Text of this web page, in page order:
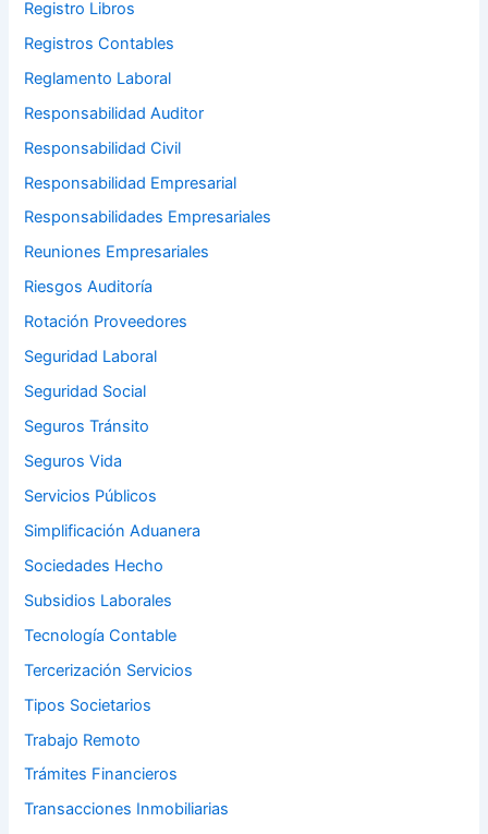
Registro Libros
Registros Contables
Reglamento Laboral
Responsabilidad Auditor
Responsabilidad Civil
Responsabilidad Empresarial
Responsabilidades Empresariales
Reuniones Empresariales
Riesgos Auditoría
Rotación Proveedores
Seguridad Laboral
Seguridad Social
Seguros Tránsito
Seguros Vida
Servicios Públicos
Simplificación Aduanera
Sociedades Hecho
Subsidios Laborales
Tecnología Contable
Tercerización Servicios
Tipos Societarios
Trabajo Remoto
Trámites Financieros
Transacciones Inmobiliarias